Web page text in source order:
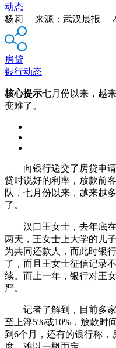
动态
杨莉 来源：武汉晨报
房贷
银行动态
核心提示七月份以来，越
变难了。
向银行递交了房贷申请
贷时说好的利率，放款前
队，七月份以来，越来越
了。
汉口王女士，去年底在
两天，王女士上大学的儿
为共同还款人，而此时银
了，而且王女士征信记录
续。而上一年，银行对王
严。
记者了解到，目前多家
至上浮5%或10%，放款时
到6个月，还有的银行称